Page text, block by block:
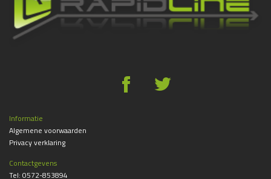
g *
Informatie
Algemene voorwaarden
Privacy verklaring
Contactgevens
Tel: 0572-853894